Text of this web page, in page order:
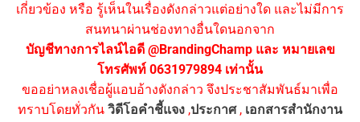
เกี่ยวข้อง หรือ รู้เห็นในเรื่องดังกล่าวแต่อย่างใด และไม่มีการ
สนทนาผ่านช่องทางอื่นใดนอกจาก
บัญชีทางการไลน์ไอดี @BrandingChamp และ หมายเลข
โทรศัพท์ 0631979894 เท่านั้น
ขออย่าหลงเชื่อผู้แอบอ้างดังกล่าว จึงประชาสัมพันธ์มาเพื่อ
ทราบโดยทั่วกัน วิดีโอคำชี้แจง ,ประกาศ, เอกสารสำนักงาน